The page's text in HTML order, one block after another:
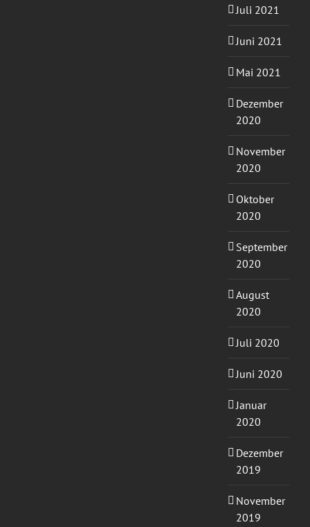
Juli 2021
Juni 2021
Mai 2021
Dezember
2020
November
2020
Oktober
2020
September
2020
August
2020
Juli 2020
Juni 2020
Januar
2020
Dezember
2019
November
2019